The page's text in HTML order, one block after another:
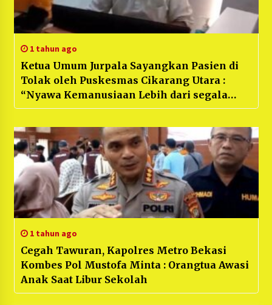
1 tahun ago
Ketua Umum Jurpala Sayangkan Pasien di
Tolak oleh Puskesmas Cikarang Utara :
“Nyawa Kemanusiaan Lebih dari segala
nya”
1 tahun ago
Cegah Tawuran, Kapolres Metro Bekasi
Kombes Pol Mustofa Minta : Orangtua Awasi
Anak Saat Libur Sekolah